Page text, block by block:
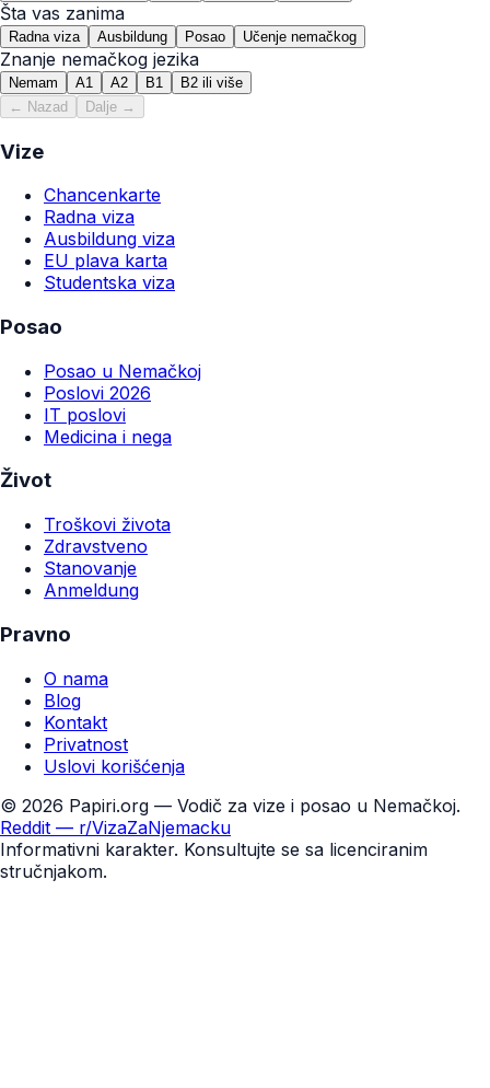
Šta vas zanima
Radna viza Ausbildung Posao Učenje nemačkog
Znanje nemačkog jezika
Nemam A1 A2 B1
B2 ili više
← Nazad
Dalje →
Vize
Chancenkarte
Radna viza
Ausbildung viza
EU plava karta
Studentska viza
Posao
Posao u Nemačkoj
Poslovi 2026
IT poslovi
Medicina i nega
Život
Troškovi života
Zdravstveno
Stanovanje
Anmeldung
Pravno
O nama
Blog
Kontakt
Privatnost
Uslovi korišćenja
© 2026 Papiri.org — Vodič za vize i posao u Nemačkoj.
Reddit — r/VizaZaNjemacku
Informativni karakter. Konsultujte se sa licenciranim
stručnjakom.